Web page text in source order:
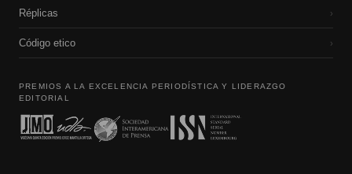
Réplicas ›
Código etico ›
PREMIOS A LA EXCELENCIA PERIODÍSTICA Y LIDERAZGO
EDITORIAL